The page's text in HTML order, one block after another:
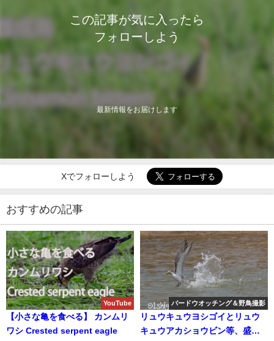
この記事が気に入ったら
フォローしよう
最新情報をお届けします
Xでフォローしよう
おすすめの記事
YouTube
【小さな亀を食べる】 カンムリ
ワシ Crested serpent eagle
バードウオッチング＆野鳥撮影
リュウキュウヨシゴイとリュウ
キュウアカショウビン等、盛り